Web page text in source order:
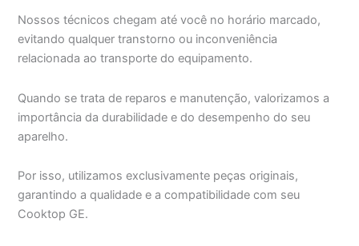
Nossos técnicos chegam até você no horário marcado,
evitando qualquer transtorno ou inconveniência
relacionada ao transporte do equipamento.
Quando se trata de reparos e manutenção, valorizamos a
importância da durabilidade e do desempenho do seu
aparelho.
Por isso, utilizamos exclusivamente peças originais,
garantindo a qualidade e a compatibilidade com seu
Cooktop GE.